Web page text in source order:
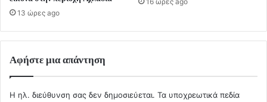
13 ώρες ago
Αφήστε μια απάντηση
Η ηλ. διεύθυνση σας δεν δημοσιεύεται. Τα υποχρεωτικά πεδία